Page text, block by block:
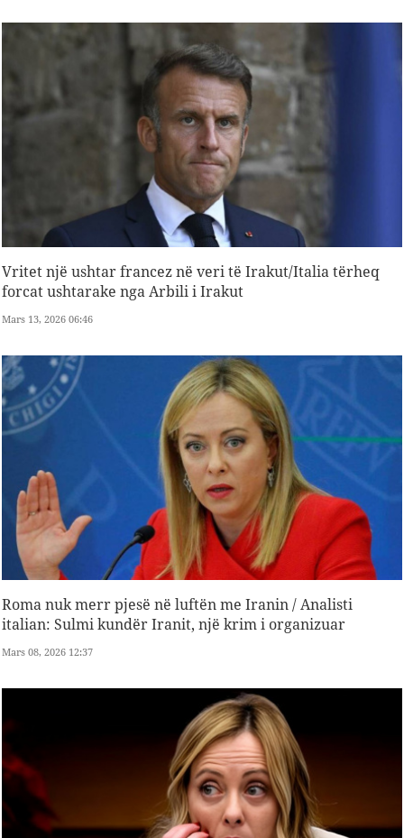
Vritet një ushtar francez në veri të Irakut/Italia tërheq
forcat ushtarake nga Arbili i Irakut
Mars 13, 2026 06:46
Roma nuk merr pjesë në luftën me Iranin / Analisti
italian: Sulmi kundër Iranit, një krim i organizuar
Mars 08, 2026 12:37